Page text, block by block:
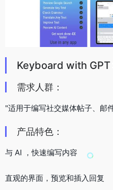
Keyboard with
需求人群：
"适用于编写社交媒体帖子、邮
产品特色：
与 AI ，快速编写内容
直观的界面，预览和插入回复